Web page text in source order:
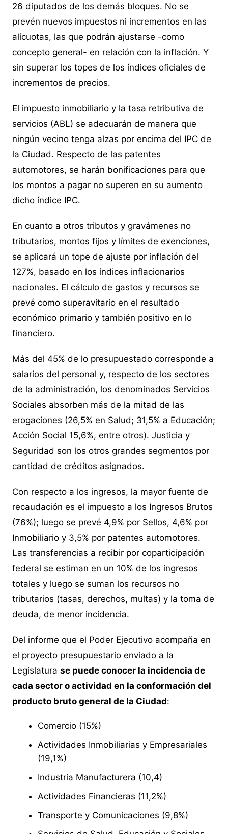
26 diputados de los demás bloques. No se
prevén nuevos impuestos ni incrementos en las
alícuotas, las que podrán ajustarse -como
concepto general- en relación con la inflación. Y
sin superar los topes de los índices oficiales de
incrementos de precios.
El impuesto inmobiliario y la tasa retributiva de
servicios (ABL) se adecuarán de manera que
ningún vecino tenga alzas por encima del IPC de
la Ciudad. Respecto de las patentes
automotores, se harán bonificaciones para que
los montos a pagar no superen en su aumento
dicho índice IPC.
En cuanto a otros tributos y gravámenes no
tributarios, montos fijos y límites de exenciones,
se aplicará un tope de ajuste por inflación del
127%, basado en los índices inflacionarios
nacionales. El cálculo de gastos y recursos se
prevé como superavitario en el resultado
económico primario y también positivo en lo
financiero.
Más del 45% de lo presupuestado corresponde a
salarios del personal y, respecto de los sectores
de la administración, los denominados Servicios
Sociales absorben más de la mitad de las
erogaciones (26,5% en Salud; 31,5% a Educación;
Acción Social 15,6%, entre otros). Justicia y
Seguridad son los otros grandes segmentos por
cantidad de créditos asignados.
Con respecto a los ingresos, la mayor fuente de
recaudación es el impuesto a los Ingresos Brutos
(76%); luego se prevé 4,9% por Sellos, 4,6% por
Inmobiliario y 3,5% por patentes automotores.
Las transferencias a recibir por coparticipación
federal se estiman en un 10% de los ingresos
totales y luego se suman los recursos no
tributarios (tasas, derechos, multas) y la toma de
deuda, de menor incidencia.
Del informe que el Poder Ejecutivo acompaña en
el proyecto presupuestario enviado a la
Legislatura se puede conocer la incidencia de
cada sector o actividad en la conformación del
producto bruto general de la Ciudad:
Comercio (15%)
Actividades Inmobiliarias y Empresariales
(19,1%)
Industria Manufacturera (10,4)
Actividades Financieras (11,2%)
Transporte y Comunicaciones (9,8%)